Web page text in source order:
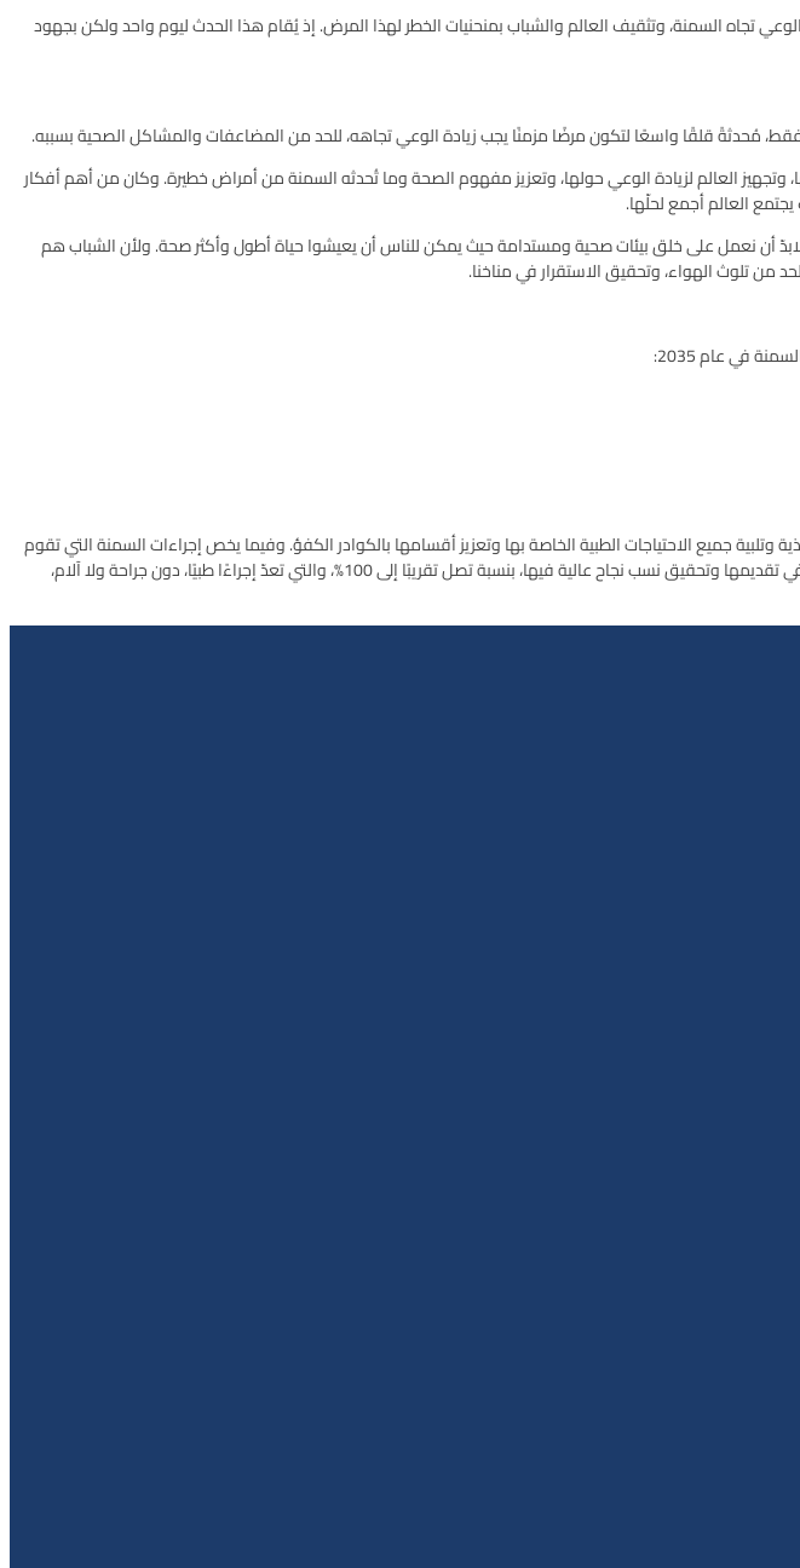
تجاه السمنة، وتثقيف العالم والشباب بمنحنيات الخطر لهذا المرض. إذ يُقام هذا الحدث ليوم واحد ولكن بجهود
مُحدثةً قلقًا واسعًا لتكون مرضًا مزمنًا يجب زيادة الوعي تجاهه، للحد من المضاعفات والمشاكل الصحية بسببه.
الوعي الشبابي تجاهها، وتجهيز العالم لزيادة الوعي حولها، وتعزيز مفهوم الصحة وما تُحدثه السمنة من أمراض خطيرة. وكان من أهم أفكار
العالم أجمع لحلّها.
أن نعمل على خلق بيئات صحية ومستدامة حيث يمكن للناس أن يعيشوا حياة أطول وأكثر صحة. ولأن الشباب هم
من تلوث الهواء، وتحقيق الاستقرار في مناخنا.
في عام 2035:
جميع الاحتياجات الطبية الخاصة بها وتعزيز أقسامها بالكوادر الكفؤ. وفيما يخص إجراءات السمنة التي تقوم
بإجرائها الخالدي، كتكميم المعدة وتحويل المسار وأحدثها بكلة المعدة، وهي الحدث الأكبر الذي كانت الخالدي من الرائدين في تقديمها وتحقيق نسب نجاح عالية فيها، بنسبة تصل تقريبًا إلى 100%، والتي تعدّ إجراءًا طبيًا، دون جراحة ولا آلام،